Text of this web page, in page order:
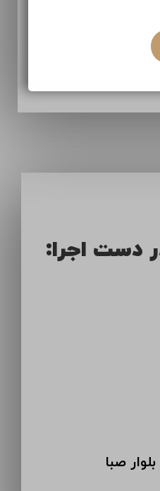
دست اجرا:
صبا